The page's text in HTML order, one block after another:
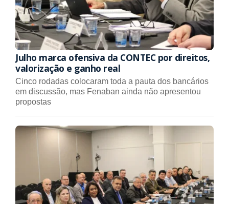
Julho marca ofensiva da CONTEC por direitos,
valorização e ganho real
Cinco rodadas colocaram toda a pauta dos bancários
em discussão, mas Fenaban ainda não apresentou
propostas